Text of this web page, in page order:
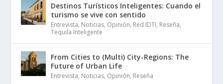
Destinos Turísticos Inteligentes: Cuando el
turismo se vive con sentido
Entrevista, Noticias, Opinión, Red IDTI, Reseña,
Tequila Inteligente
From Cities to (Multi) City-Regions: The
Future of Urban Life
Entrevista, Noticias, Opinión, Reseña